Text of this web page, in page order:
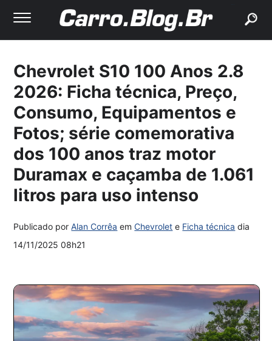
Chevrolet S10 100 Anos 2.8
2026: Ficha técnica, Preço,
Consumo, Equipamentos e
Fotos; série comemorativa
dos 100 anos traz motor
Duramax e caçamba de 1.061
litros para uso intenso
Publicado porAlan Corrêa emChevrolet e Ficha técnica dia
14/11/2025 08h21